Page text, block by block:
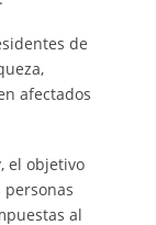
de
afectados
el objetivo
al